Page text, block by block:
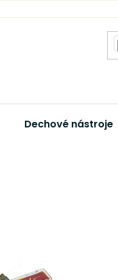
Dechové nástroje